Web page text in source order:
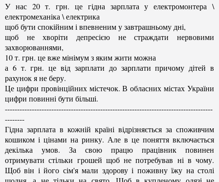
У нас 20 т. грн. це гідна зарплата у електромонтера \
електромеханіка \ електрика
щоб бути спокійним і впевненим у завтрашньому дні,
щоб не хворіти депресією не страждати нервовими
захворюваннями,
10 т. грн. це вже мінімум з яким жити можна
а 6 т. грн. це від зарплати до зарплати причому дітей в
рахунок я не беру.
Це цифри провінційних містечок. В обласних містах України
цифри повинні бути більші.
-------------------------------------------------------------------------------------
--------
Гідна зарплата в кожній країні відрізняється за споживчим
кошиком і цінами на ринку. Але в це поняття включається
декілька умов. За свою працю працівник повинен
отримувати стільки грошей щоб не потребував ні в чому.
Щоб він і його сім'я мали здорову і поживну їжу на столі